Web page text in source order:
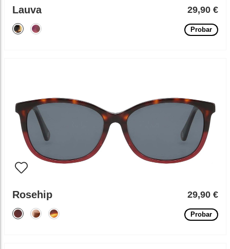
Lauva 29,90 €
Probar
Rosehip 29,90 €
Probar